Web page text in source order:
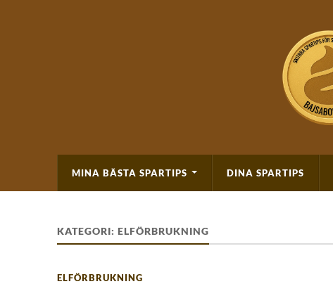
MINA BÄSTA SPARTIPS DINA SPARTIPS
KATEGORI: ELFÖRBRUKNING
ELFÖRBRUKNING